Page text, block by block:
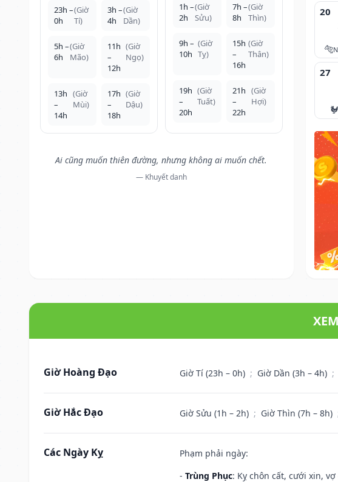
23h –
0h
(Giờ
Tí)
3h –
4h
(Giờ
Dần)
5h –
6h
(Giờ
Mão)
11h
–
12h
(Giờ
Ngọ)
13h
–
14h
(Giờ
Mùi)
17h
–
18h
(Giờ
Dậu)
1h –
2h
(Giờ
Sửu)
7h –
8h
(Giờ
Thìn)
9h –
10h
(Giờ
Tỵ)
15h
–
16h
(Giờ
Thân)
19h
–
20h
(Giờ
Tuất)
21h
–
22h
(Giờ
Hợi)
Ai cũng muốn thiên đường, nhưng không ai muốn chết.
— Khuyết danh
20
🐅
27
🐓
Giờ Hoàng Đạo Giờ Tí (23h – 0h) ; Giờ Dần (3h – 4h) ;
Giờ Hắc Đạo Giờ Sửu (1h – 2h) ; Giờ Thìn (7h – 8h)
Các Ngày Kỵ
Phạm phải ngày:
- Trùng Phục: Kỵ chôn cất, cưới xin,